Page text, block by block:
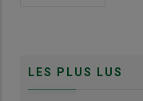
LES PLUS LUS